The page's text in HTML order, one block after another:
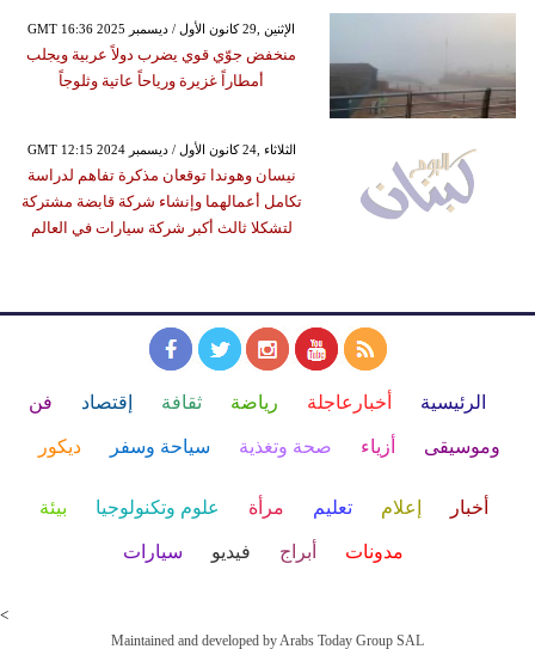
GMT 16:36 2025 الإثنين ,29 كانون الأول / ديسمبر
منخفض جوّي قوي يضرب دولاً عربية ويجلب
أمطاراً غزيرة ورياحاً عاتية وثلوجاً
GMT 12:15 2024 الثلاثاء ,24 كانون الأول / ديسمبر
نيسان وهوندا توقعان مذكرة تفاهم لدراسة
تكامل أعمالهما وإنشاء شركة قابضة مشتركة
لتشكلا ثالث أكبر شركة سيارات في العالم
الرئيسية أخبارعاجلة رياضة ثقافة إقتصاد فن
وموسيقى أزياء صحة وتغذية سياحة وسفر ديكور
أخبار إعلام تعليم مرأة علوم وتكنولوجيا بيئة
مدونات أبراج فيديو سيارات
<
Maintained and developed by Arabs Today Group SAL